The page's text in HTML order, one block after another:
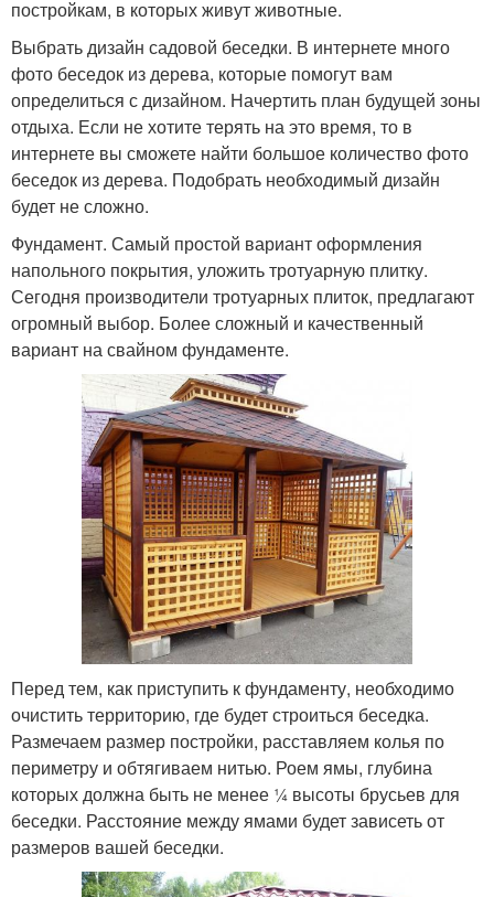
постройкам, в которых живут животные.
Выбрать дизайн садовой беседки. В интернете много
фото беседок из дерева, которые помогут вам
определиться с дизайном. Начертить план будущей зоны
отдыха. Если не хотите терять на это время, то в
интернете вы сможете найти большое количество фото
беседок из дерева. Подобрать необходимый дизайн
будет не сложно.
Фундамент. Самый простой вариант оформления
напольного покрытия, уложить тротуарную плитку.
Сегодня производители тротуарных плиток, предлагают
огромный выбор. Более сложный и качественный
вариант на свайном фундаменте.
Перед тем, как приступить к фундаменту, необходимо
очистить территорию, где будет строиться беседка.
Размечаем размер постройки, расставляем колья по
периметру и обтягиваем нитью. Роем ямы, глубина
которых должна быть не менее 1⁄4 высоты брусьев для
беседки. Расстояние между ямами будет зависеть от
размеров вашей беседки.